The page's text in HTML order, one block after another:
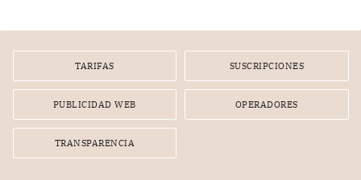
TARIFAS SUSCRIPCIONES
PUBLICIDAD WEB OPERADORES
TRANSPARENCIA